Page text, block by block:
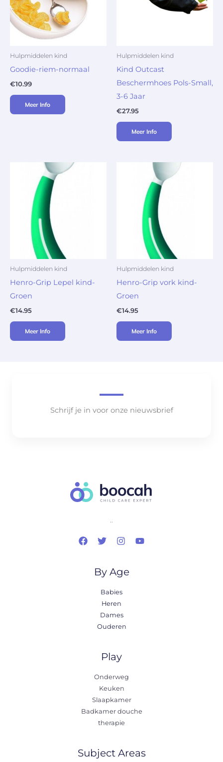
Hulpmiddelen kind
Goodie-riem-normaal
€10.99
Meer Info
Hulpmiddelen kind
Kind Outcast
Beschermhoes Pols-Small,
3-6 Jaar
€27.95
Meer Info
Hulpmiddelen kind
Henro-Grip Lepel kind-
Groen
€14.95
Meer Info
Hulpmiddelen kind
Henro-Grip vork kind-
Groen
€14.95
Meer Info
Schrijf je in voor onze nieuwsbrief
..
By Age
Babies
Heren
Dames
Ouderen
Play
Onderweg
Keuken
Slaapkamer
Badkamer douche
therapie
Subject Areas